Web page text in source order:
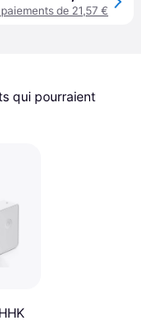
de 21,57 €
qui pourraient